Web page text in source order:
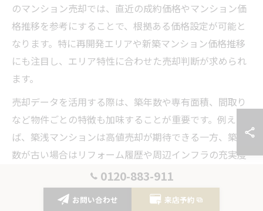
のマンション売却では、直近の成約価格やマンション価
格推移を参考にすることで、根拠ある価格設定が可能と
なります。特に再開発エリアや新築マンション価格推移
にも注目し、エリア特性に合わせた売却判断が求められ
ます。
売却データを活用する際は、築年数や専有面積、間取り
など物件ごとの特徴も加味することが重要です。例え
ば、築浅マンションは高値売却が期待できる一方、築年
数が古い場合はリフォーム履歴や周辺インフラの充実度
も査定に影響します。こうした多角的なデータ分析が、
納得のいく売却につながるポイントです。
0120-883-911
お問い合わせ 来店予約